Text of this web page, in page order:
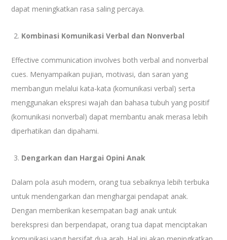
dapat meningkatkan rasa saling percaya.
Kombinasi Komunikasi Verbal dan Nonverbal
Effective communication involves both verbal and nonverbal
cues. Menyampaikan pujian, motivasi, dan saran yang
membangun melalui kata-kata (komunikasi verbal) serta
menggunakan ekspresi wajah dan bahasa tubuh yang positif
(komunikasi nonverbal) dapat membantu anak merasa lebih
diperhatikan dan dipahami.
Dengarkan dan Hargai Opini Anak
Dalam pola asuh modern, orang tua sebaiknya lebih terbuka
untuk mendengarkan dan menghargai pendapat anak.
Dengan memberikan kesempatan bagi anak untuk
berekspresi dan berpendapat, orang tua dapat menciptakan